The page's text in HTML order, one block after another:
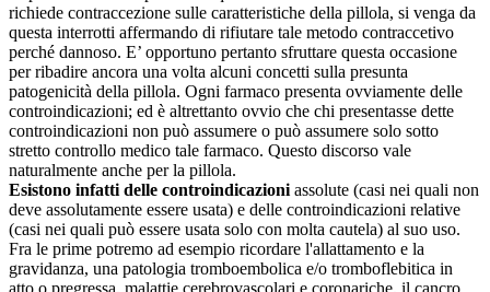
richiede contraccezione sulle caratteristiche della pillola, si venga da
questa interrotti affermando di rifiutare tale metodo contraccetivo
perché dannoso. E’ opportuno pertanto sfruttare questa occasione
per ribadire ancora una volta alcuni concetti sulla pre­sunta
patogenicità della pillola. Ogni farmaco presenta ovviamente delle
controindicazioni; ed è altrettanto ovvio che chi presentasse dette
controindicazioni non può assumere o può assumere solo sotto
stretto controllo medico tale farmaco. Questo discorso vale
naturalmente anche per la pillola.
Esistono infatti delle controindicazioni assolute (casi nei quali non
deve assolutamente essere usata) e delle controindicazioni relative
(casi nei quali può essere usata solo con molta cautela) al suo uso.
Fra le prime potremo ad esempio ricordare l'allattamento e la
gravidanza, una patologia tromboembolica e/o tromboflebitica in